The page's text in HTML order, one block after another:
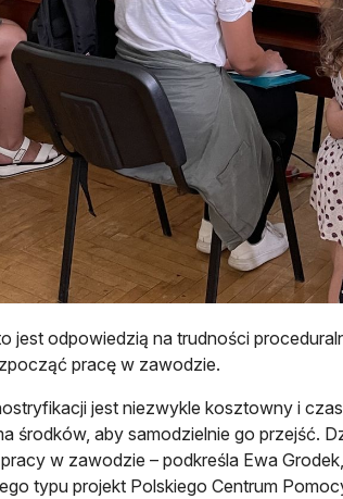
jest odpowiedzią na trudności
pracę w zawodzie.
jest niezwykle kosztowny i
środków, aby samodzielnie go przejść.
w zawodzie – podkreśla Ewa
typu projekt Polskiego Centrum